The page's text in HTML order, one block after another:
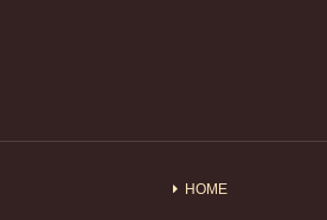
HOME